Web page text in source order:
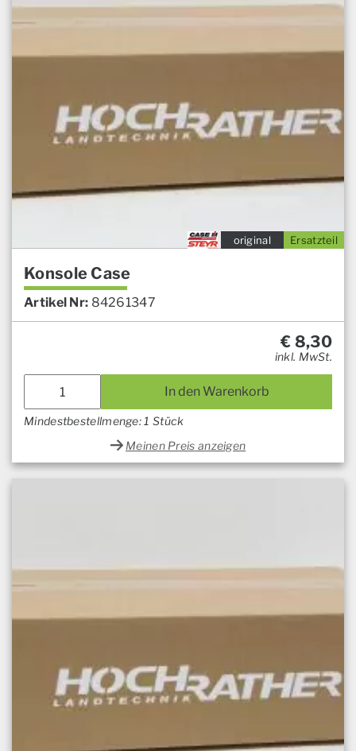
Ersatzteil
original
Konsole Case
Artikel Nr: 84261347
€ 8,30
inkl. MwSt.
In den Warenkorb
Mindestbestellmenge: 1 Stück
Meinen Preis anzeigen